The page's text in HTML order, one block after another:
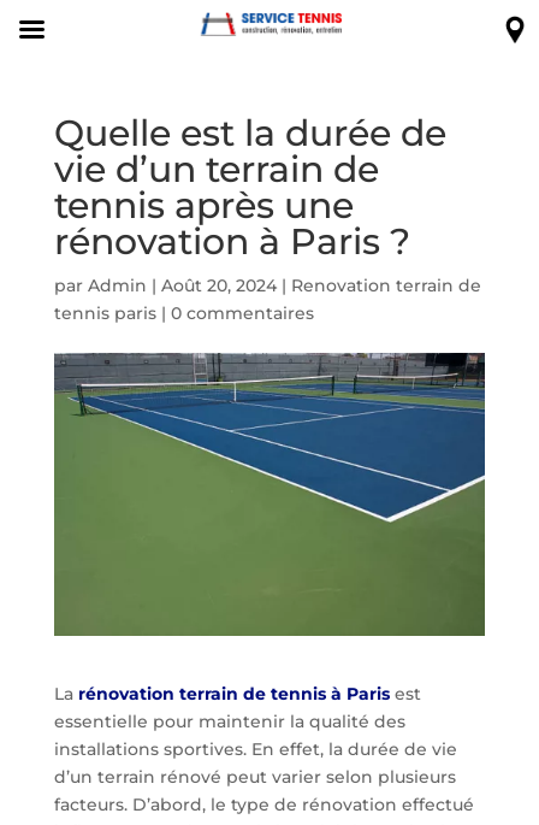
Quelle est la durée de
vie d’un terrain de
tennis après une
rénovation à Paris ?
par Admin | Août 20, 2024| Renovation terrain de
tennis paris| 0 commentaires
La rénovation terrain de tennis à Paris est
essentielle pour maintenir la qualité des
installations sportives. En effet, la durée de vie
d’un terrain rénové peut varier selon plusieurs
facteurs. D’abord, le type de rénovation effectué